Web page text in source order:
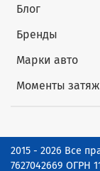
Блог
Бренды
Марки авто
Моменты
2015 - 2026 Все
7627042669 ОГРН